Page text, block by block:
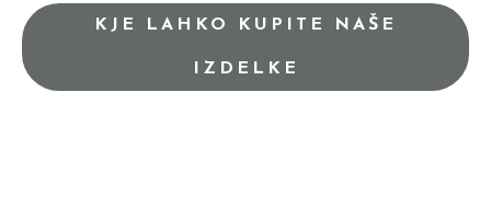
KJE LAHKO KUPITE NAŠE
IZDELKE